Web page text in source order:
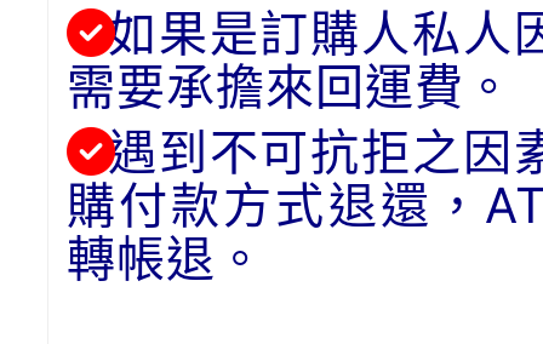
如果是訂購人私人
需要承擔來回運費。
遇到不可抗拒之因
購付款方式退還，
轉帳退。